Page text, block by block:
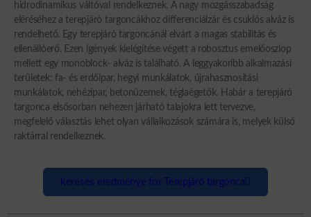
hidrodinamikus váltóval rendelkeznek. A nagy mozgásszabadság
eléréséhez a terepjáró targoncákhoz differenciálzár és csuklós alváz is
rendelhető. Egy terepjáró targoncánál elvárt a magas stabilitás és
ellenállóerő. Ezen igények kielégítése végett a robosztus emelőoszlop
mellett egy monoblock- alváz is található. A leggyakoribb alkalmazási
területek: fa- és erdőipar, hegyi munkálatok, újrahasznosítási
munkálatok, nehézipar, betonüzemek, téglaégetők. Habár a terepjáró
targonca elsősorban nehezen járható talajokra lett tervezve,
megfelelő választás lehet olyan vállalkozások számára is, melyek külső
raktárral rendelkeznek.
keresés eredménye for Terepjáró targonca